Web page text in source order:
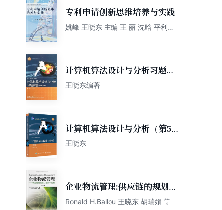
专利申请创新思维培养与实践
姚峰 王晓东 主编 王 丽 沈晗 平利川
计算机算法设计与分析习题解
答
王晓东编著
计算机算法设计与分析（第5
版）
王晓东
企业物流管理:供应链的规划组
织和控制(附光盘)
Ronald H.Ballou 王晓东 胡瑞娟 等